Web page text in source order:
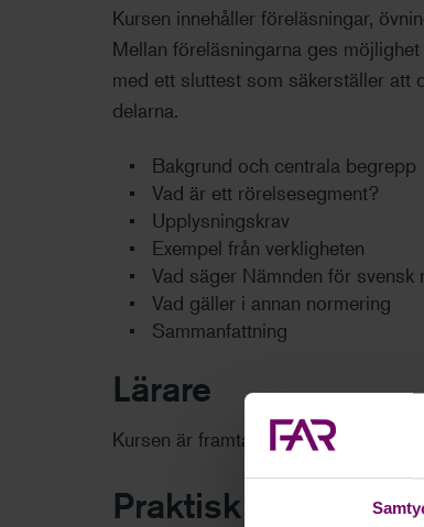
Kursen innehåller föreläsningar,
Mellan föreläsningarna ges
med ett sluttest som säkerställer att
delarna.
Bakgrund och centrala begrepp
Vad är ett rörelsesegment?
Upplysningskrav
Exempel från verkligheten
Vad säger Nämnden för svensk
Vad gäller i annan normering
Sammanfattning
Lärare
Kursen är framtagen av FAR
Praktisk